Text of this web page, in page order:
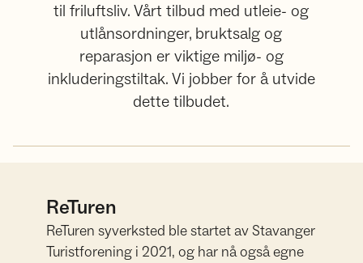
til friluftsliv. Vårt tilbud med utleie- og
utlånsordninger, bruktsalg og
reparasjon er viktige miljø- og
inkluderingstiltak. Vi jobber for å utvide
dette tilbudet.
ReTuren
ReTuren syverksted ble startet av Stavanger
Turistforening i 2021, og har nå også egne